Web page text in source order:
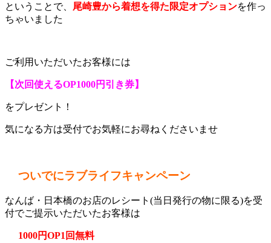
ということで、 尾崎豊から着想を得た限定オプションを作っ
ちゃいました
ご利用いただいたお客様には
【次回使えるOP1000円引き券】
をプレゼント！
気になる方は受付でお気軽にお尋ねくださいませ
ついでにラブライフキャンペーン
なんば・日本橋のお店のレシート(当日発行の物に限る)を受
付でご提示いただいたお客様は
1000円OP1回無料